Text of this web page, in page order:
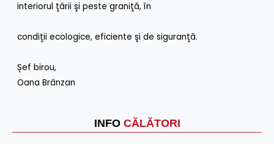
INFO CĂLĂTORI
interiorul ţării şi peste graniţă, în
condiţii ecologice, eficiente şi de siguranţă.
Șef birou,
Oana Brânzan